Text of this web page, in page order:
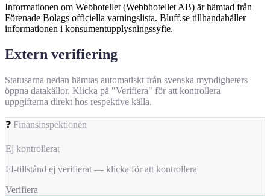
Informationen om Webhotellet (Webbhotellet AB) är hämtad från
Förenade Bolags officiella varningslista. Bluff.se tillhandahåller
informationen i konsumentupplysningssyfte.
Extern verifiering
Statusarna nedan hämtas automatiskt från svenska myndigheters
öppna datakällor. Klicka på "Verifiera" för att kontrollera
uppgifterna direkt hos respektive källa.
❓ Finansinspektionen
Ej kontrollerat
FI-tillstånd ej verifierat — klicka för att kontrollera
Verifiera